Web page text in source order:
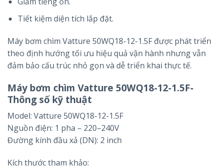
Tiết kiệm diện tích lắp đặt.
Máy bơm chìm Vatture 50WQ18-12-1.5F được phát triển
theo định hướng tối ưu hiệu quả vận hành nhưng vẫn
đảm bảo cấu trúc nhỏ gọn và dễ triển khai thực tế.
Máy bơm chìm Vatture 50WQ18-12-1.5F-
Thông số kỹ thuật
Model: Vatture 50WQ18-12-1.5F
Nguồn điện: 1 pha – 220–240V
Đường kính đầu xả (DN): 2 inch
Kích thước tham khảo: